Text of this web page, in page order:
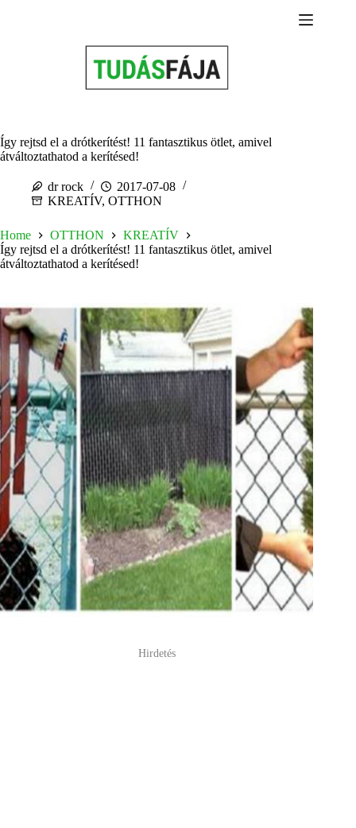
Így rejtsd el a drótkerítést! 11 fantasztikus ötlet, amivel
átváltoztathatod a kerítésed!
dr rock
2017-07-08
KREATÍV, OTTHON
Home OTTHON
KREATÍV
Így rejtsd el a drótkerítést! 11 fantasztikus ötlet, amivel
átváltoztathatod a kerítésed!
Hirdetés